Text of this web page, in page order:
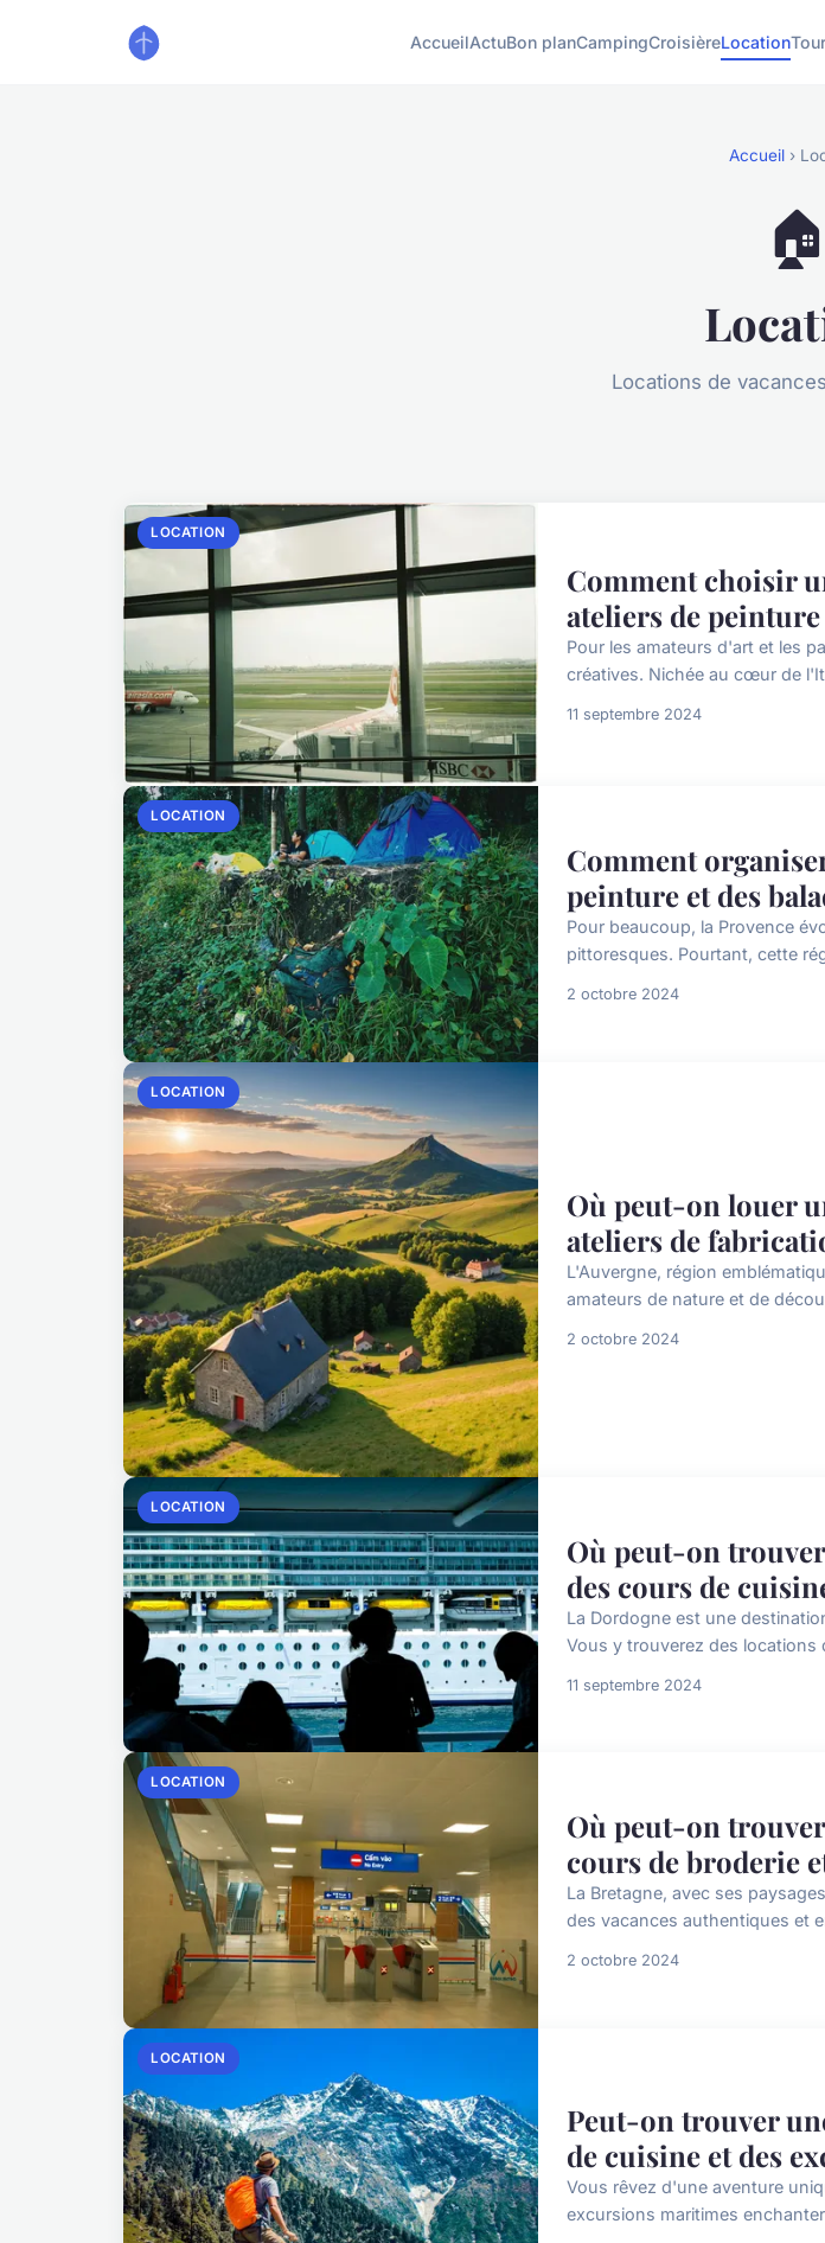
AccueilActuBon planCampingCroisièreLocation
Accueil›
🏠
Locations de
LOCATION
Comment choisir
ateliers de
Pour les amateurs d'art et les
créatives. Nichée au cœur de
11 septembre 2024
LOCATION
Comment
peinture et des
Pour beaucoup, la Provence
pittoresques. Pourtant, cette
2 octobre 2024
LOCATION
Où peut-on louer
ateliers de
L'Auvergne, région
amateurs de nature et de
2 octobre 2024
LOCATION
Où peut-on
des cours de
La Dordogne est une
Vous y trouverez des locations
11 septembre 2024
LOCATION
Où peut-on trouver
cours de broderie
La Bretagne, avec ses
des vacances authentiques et
2 octobre 2024
LOCATION
Peut-on trouver
de cuisine et des
Vous rêvez d'une aventure
excursions maritimes